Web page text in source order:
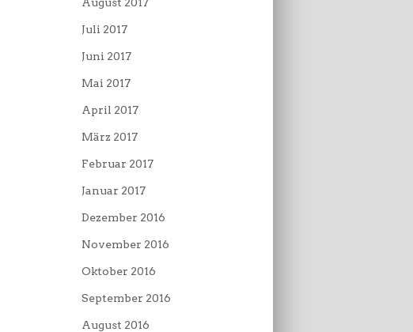
Juli 2017
Juni 2017
Mai 2017
April 2017
März 2017
Februar 2017
Januar 2017
Dezember 2016
November 2016
Oktober 2016
September 2016
August 2016